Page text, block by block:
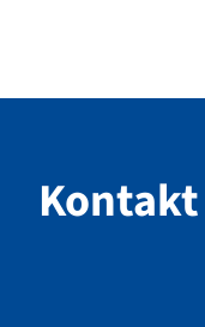
Kontakt